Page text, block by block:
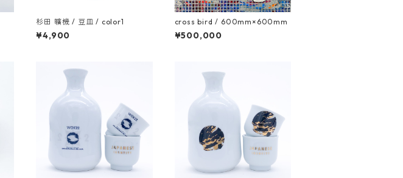
杉田 曠機 / 豆皿 / color1
¥4,900
cross bird / 600mm×600mm
¥500,000